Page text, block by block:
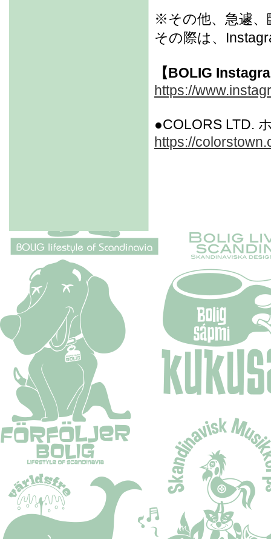
※その他、急遽、
その際は、
【BOLIG
https://
●COLORS LTD.
https://